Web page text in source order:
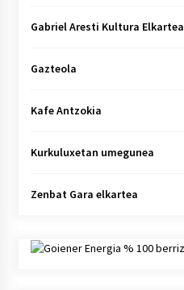
Gabriel Aresti Kultura Elkartea
Gazteola
Kafe Antzokia
Kurkuluxetan umegunea
Zenbat Gara elkartea